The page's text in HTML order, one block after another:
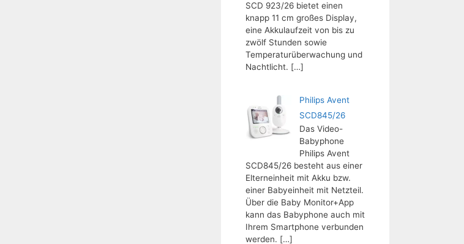
SCD 923/26 bietet einen
knapp 11 cm großes Display,
eine Akkulaufzeit von bis zu
zwölf Stunden sowie
Temperaturüberwachung und
Nachtlicht. […]
Philips Avent
SCD845/26
Das Video-
Babyphone
Philips Avent
SCD845/26 besteht aus einer
Elterneinheit mit Akku bzw.
einer Babyeinheit mit Netzteil.
Über die Baby Monitor+App
kann das Babyphone auch mit
Ihrem Smartphone verbunden
werden. […]